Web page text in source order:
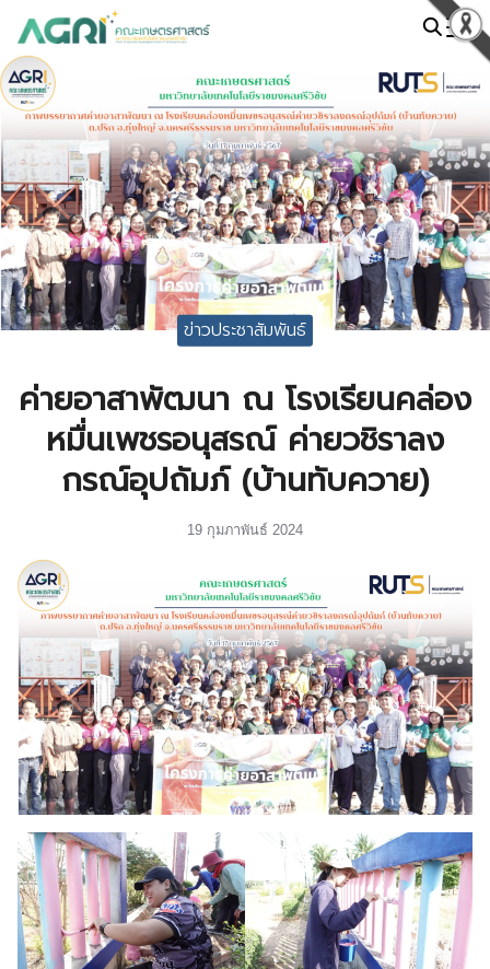
content
Search
for:
ข่าวประชาสัมพันธ์
ค่ายอาสาพัฒนา ณ โรงเรียนคล่อง
หมื่นเพชรอนุสรณ์ ค่ายวชิราลง
กรณ์อุปถัมภ์ (บ้านทับควาย)
19 กุมภาพันธ์ 2024